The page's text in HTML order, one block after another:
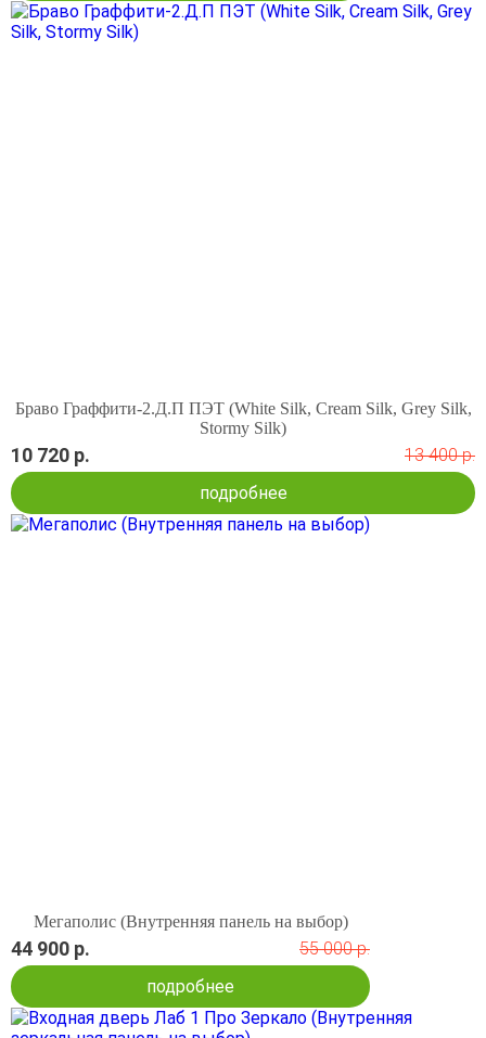
Браво Граффити-2.Д.П ПЭТ (White Silk, Cream Silk, Grey Silk,
Stormy Silk)
10 720 р.
13 400 р.
подробнее
Мегаполис (Внутренняя панель на выбор)
44 900 р.
55 000 р.
подробнее